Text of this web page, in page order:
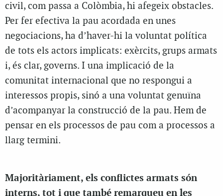
civil, com passa a Colòmbia, hi afegeix obstacles.
Per fer efectiva la pau acordada en unes
negociacions, ha d’haver-hi la voluntat política
de tots els actors implicats: exèrcits, grups armats
i, és clar, governs. I una implicació de la
comunitat internacional que no respongui a
interessos propis, sinó a una voluntat genuïna
d’acompanyar la construcció de la pau. Hem de
pensar en els processos de pau com a processos a
llarg termini.
Majoritàriament, els conflictes armats són
interns, tot i que també remarqueu en les